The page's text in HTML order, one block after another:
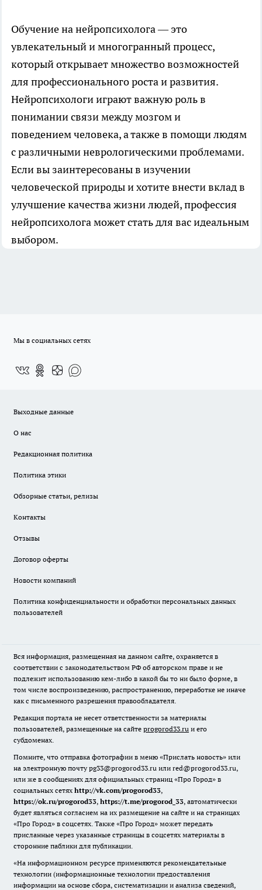
Обучение на нейропсихолога — это
увлекательный и многогранный процесс,
который открывает множество возможностей
для профессионального роста и развития.
Нейропсихологи играют важную роль в
понимании связи между мозгом и
поведением человека, а также в помощи людям
с различными неврологическими проблемами.
Если вы заинтересованы в изучении
человеческой природы и хотите внести вклад в
улучшение качества жизни людей, профессия
нейропсихолога может стать для вас идеальным
выбором.
Мы в социальных сетях
Выходные данные
О нас
Редакционная политика
Политика этики
Обзорные статьи, релизы
Контакты
Отзывы
Договор оферты
Новости компаний
Политика конфиденциальности и обработки персональных данных
пользователей
Вся информация, размещенная на данном сайте, охраняется в
соответствии с законодательством РФ об авторском праве и не
подлежит использованию кем-либо в какой бы то ни было форме, в
том числе воспроизведению, распространению, переработке не иначе
как с письменного разрешения правообладателя.
Редакция портала не несет ответственности за материалы
пользователей, размещенные на сайте progorod33.ru и его
субдоменах.
Помните, что отправка фотографии в меню «Прислать новость» или
на электронную почту pg33@progorod33.ru или red@progorod33.ru,
или же в сообщениях для официальных страниц «Про Город» в
социальных сетях http://vk.com/progorod33,
https://ok.ru/progorod33, https://t.me/progorod_33, автоматически
будет являться согласием на их размещение на сайте и на страницах
«Про Город» в соцсетях. Также «Про Город» может передать
присланные через указанные страницы в соцсетях материалы в
сторонние паблики для публикации.
«На информационном ресурсе применяются рекомендательные
технологии (информационные технологии предоставления
информации на основе сбора, систематизации и анализа сведений,